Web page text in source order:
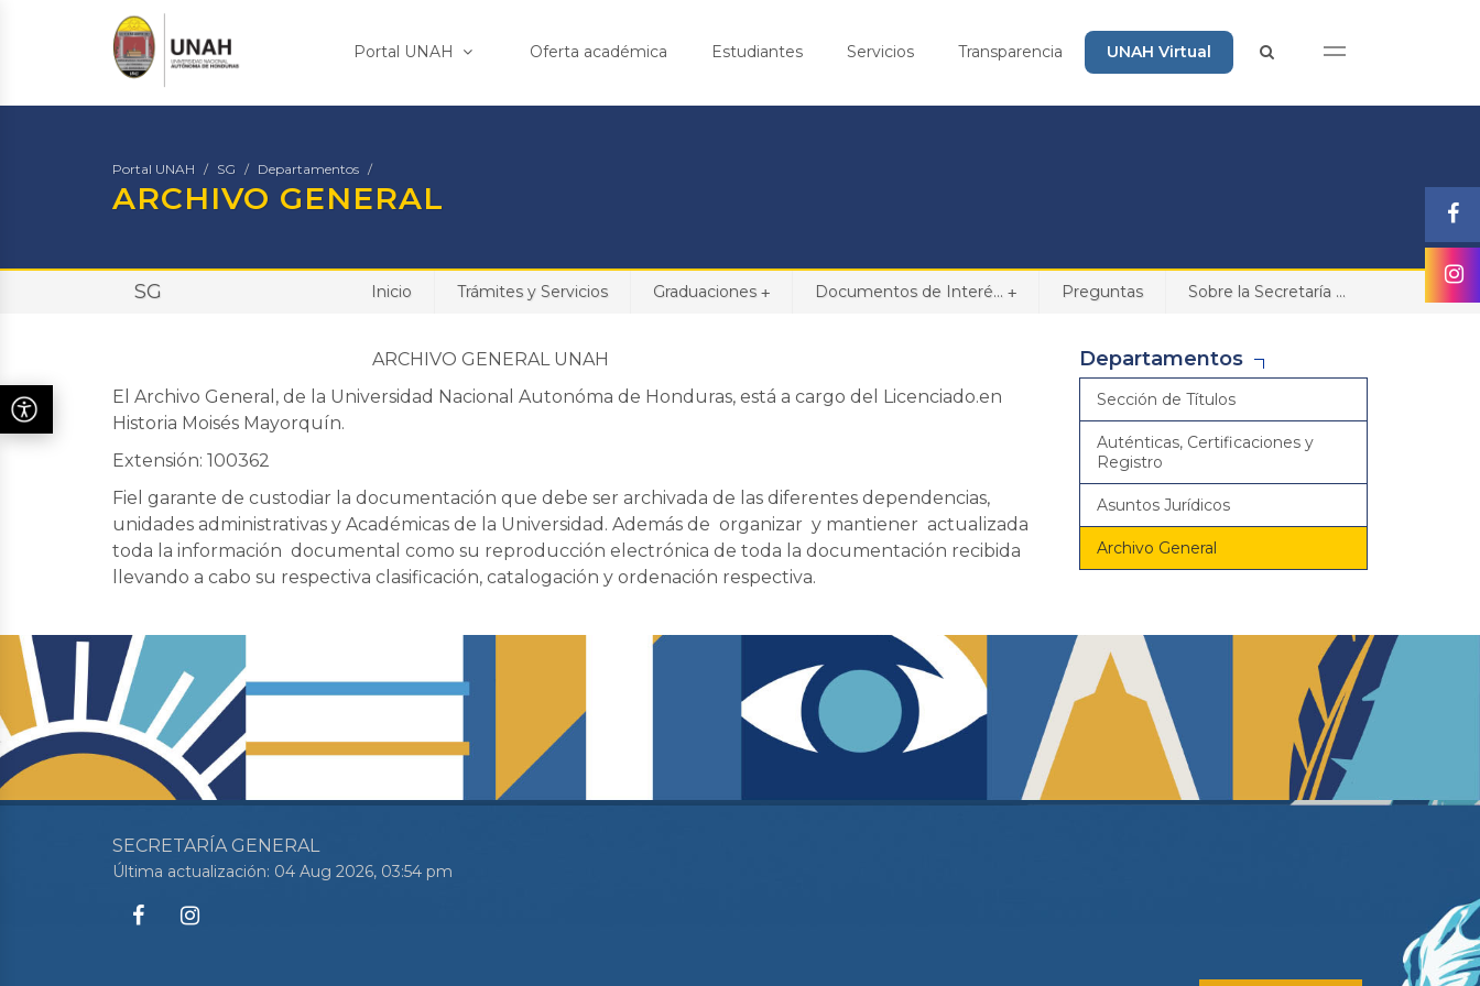
Portal UNAH Oferta académica Estudiantes Servicios Transparencia UNAH Virtual
Portal UNAH SG Departamentos
ARCHIVO GENERAL
SG Inicio Trámites y Servicios +
Graduaciones +
Documentos de Interé... Preguntas Sobre la Secretaría ...
ARCHIVO GENERAL UNAH
El Archivo General, de la Universidad Nacional Autonóma de Honduras, está a cargo del Licenciado.en
Historia Moisés Mayorquín.
Extensión: 100362
Fiel garante de custodiar la documentación que debe ser archivada de las diferentes dependencias,
unidades administrativas y Académicas de la Universidad. Además de organizar y mantiener actualizada
toda la información documental como su reproducción electrónica de toda la documentación recibida
llevando a cabo su respectiva clasificación, catalogación y ordenación respectiva.
Departamentos
Sección de Títulos
Auténticas, Certificaciones y
Registro
Asuntos Jurídicos
Archivo General
SECRETARÍA GENERAL
Última actualización: 04 Aug 2026, 03:54 pm